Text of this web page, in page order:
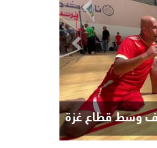
وسط قطاع غزة
Previous